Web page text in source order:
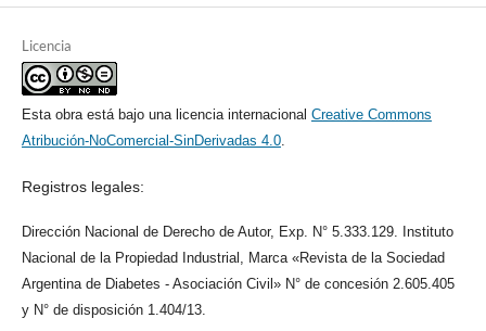
Licencia
Esta obra está bajo una licencia internacional Creative Commons
Atribución-NoComercial-SinDerivadas 4.0.
Registros legales:
Dirección Nacional de Derecho de Autor, Exp. N° 5.333.129. Instituto
Nacional de la Propiedad Industrial, Marca «Revista de la Sociedad
Argentina de Diabetes - Asociación Civil» N° de concesión 2.605.405
y N° de disposición 1.404/13.